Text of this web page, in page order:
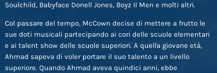
Soulchild, Babyface Donell Jones, Boyz II Men e molti altri.
Col passare del tempo, McCown decise di mettere a frutto le
sue doti musicali partecipando ai cori delle scuole elementari
e ai talent show delle scuole superiori. A quella giovane età,
Ahmad sapeva di voler portare il suo talento a un livello
superiore. Quando Ahmad aveva quindici anni, ebbe